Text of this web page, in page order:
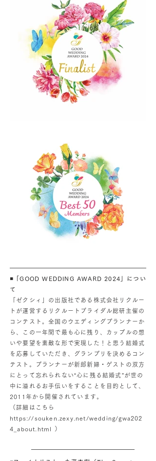
◾️「GOOD WEDDING AWARD 2024」につい
て
「ゼクシィ」の出版社である株式会社リクルー
トが運営するリクルートブライダル総研主催の
コンテスト。全国のウエディングプランナーか
ら、この一年間で最も心に残り、カップルの想
いや要望を素敵な形で実現した！と思う結婚式
を応募していただき、グランプリを決めるコン
テスト。プランナーが新郎新婦・ゲストの双方
にとって忘れられない“心に残る結婚式”が世の
中に溢れるお手伝いをすることを目的として、
2011年から開催されています。
（詳細はこちら
https://souken.zexy.net/wedding/gwa202
4_about.html ）